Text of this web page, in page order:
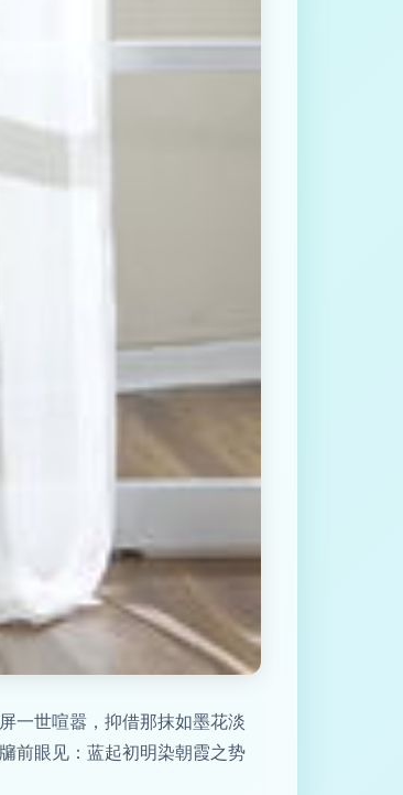
一世喧嚣，抑借那抹如墨花淡
前眼见：蓝起初明染朝霞之势